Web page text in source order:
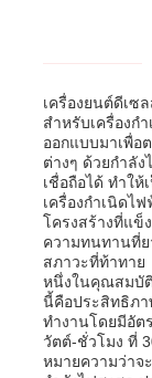
เครื่องยนต์ดีเซ
สำหรับเครื่องก
ออกแบบมาเพื่อ
ต่างๆ ด้วยกำลั
เชื่อถือได้ ทำให้
เครื่องกำเนิดไ
โครงสร้างที่แข็
ความทนทานที่
สภาวะที่ท้าทาย
หนึ่งในคุณสมบัติ
นี้คือประสิทธิภา
ทำงานโดยมีอัต
วัตต์-ชั่วโมง ที่
หมายความว่าจ